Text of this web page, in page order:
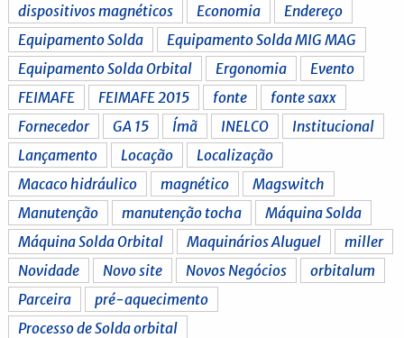
dispositivos magnéticos
Economia
Endereço
Equipamento Solda
Equipamento Solda MIG MAG
Equipamento Solda Orbital
Ergonomia
Evento
FEIMAFE
FEIMAFE 2015 fonte
fonte saxx
Fornecedor
GA 15 Ímã INELCO
Institucional
Lançamento
Locação
Localização
Macaco hidráulico
magnético
Magswitch
Manutenção
manutenção tocha
Máquina Solda
Máquina Solda Orbital
Maquinários Aluguel
miller
Novidade
Novo site Novos Negócios
orbitalum
Parceira
pré-aquecimento
Processo de Solda orbital